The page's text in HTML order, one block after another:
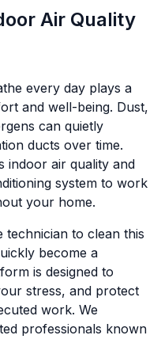
Air Quality
every day plays a
and well-being. Dust,
can quietly
ducts over time.
indoor air quality and
system to work
your home.
technician to clean this
become a
is designed to
stress, and protect
work. We
professionals known